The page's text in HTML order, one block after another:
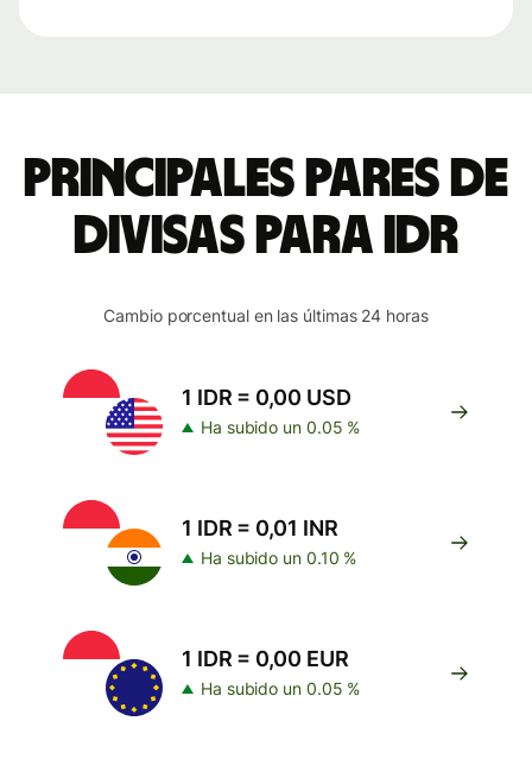
Principales pares de
divisas para IDR
Cambio porcentual en las últimas 24 horas
1 IDR = 0,00 USD
Ha subido un 0.05 %
1 IDR = 0,01 INR
Ha subido un 0.10 %
1 IDR = 0,00 EUR
Ha subido un 0.05 %